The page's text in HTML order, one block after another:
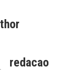
redacao